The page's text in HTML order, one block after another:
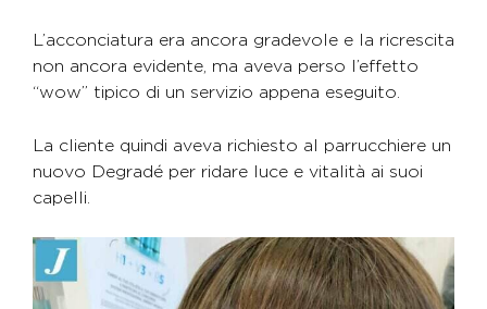
L’acconciatura era ancora gradevole e la ricrescita
non ancora evidente, ma aveva perso l’effetto
“wow” tipico di un servizio appena eseguito.
La cliente quindi aveva richiesto al parrucchiere un
nuovo Degradé per ridare luce e vitalità ai suoi
capelli.